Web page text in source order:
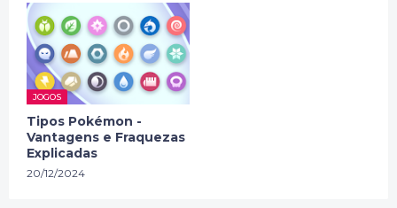
JOGOS
Tipos Pokémon -
Vantagens e Fraquezas
Explicadas
20/12/2024